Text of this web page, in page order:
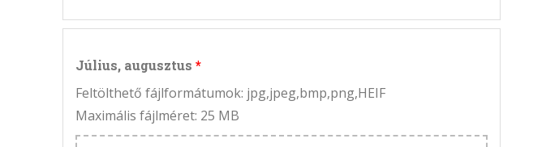
Július, augusztus
Feltölthető fájlformátumok: jpg,jpeg,bmp,png,HEIF
Maximális fájlméret: 25 MB